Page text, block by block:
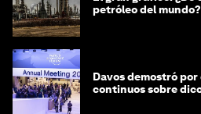
petróleo del mundo?
Davos demostró
continuos sobre